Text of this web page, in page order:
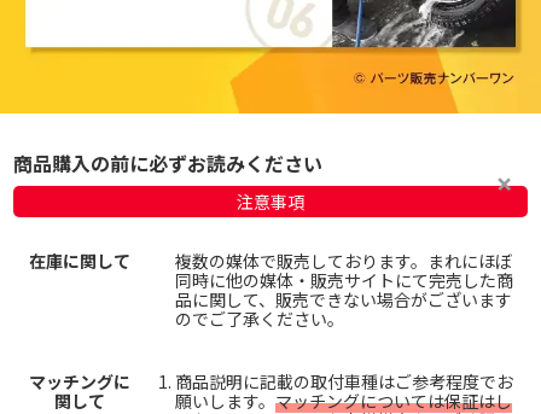
商品購入の前に必ずお読みください
注意事項
在庫に関して
複数の媒体で販売しております。まれにほぼ
同時に他の媒体・販売サイトにて完売した商
品に関して、販売できない場合がございます
のでご了承ください。
マッチングに
関して
商品説明に記載の取付車種はご参考程度でお
願いします。 マッチングについては保証はし